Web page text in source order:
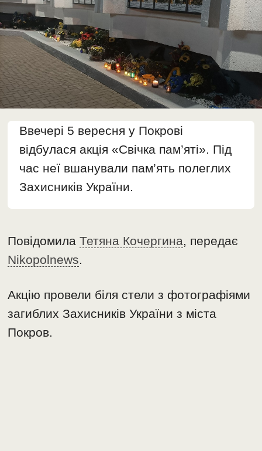
Ввечері 5 вересня у Покрові
відбулася акція «Свічка пам’яті». Під
час неї вшанували пам’ять полеглих
Захисників України.
ПовідомилаТетяна Кочергина, передає
Nikopolnews.
Акцію провели біля стели з фотографіями
загиблих Захисників України з міста
Покров.